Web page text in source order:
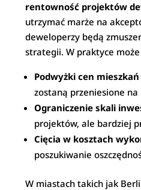
rentowność projektów
utrzymać marże na
deweloperzy będą
strategii. W praktyce może
Podwyżki cen mieszkań
zostaną przeniesione na
Ograniczenie skali
projektów, ale bardziej
Cięcia w kosztach
poszukiwanie
W miastach takich jak